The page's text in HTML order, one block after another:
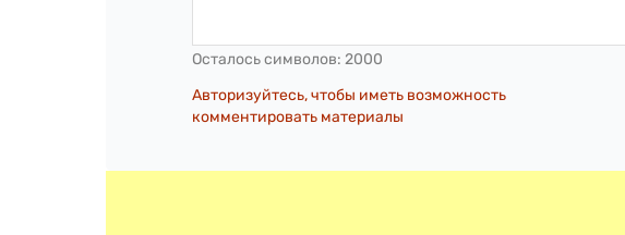
Осталось символов: 2000
Авторизуйтесь, чтобы иметь возможность
комментировать материалы